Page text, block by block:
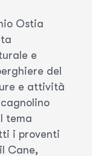
Ostia
e
del
e attività
tema
i proventi
Cane,